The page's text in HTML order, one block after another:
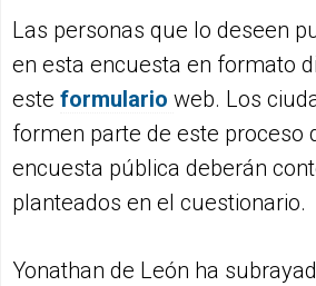
Las personas que lo deseen
en esta encuesta en formato
este formulario web. Los
formen parte de este proceso
encuesta pública deberán
planteados en el cuestionario.
Yonathan de León ha